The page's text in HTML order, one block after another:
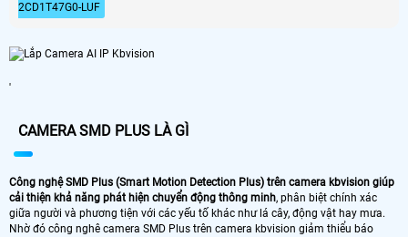
2CD1T47G0-LUF
'
CAMERA SMD PLUS LÀ GÌ
Công nghệ SMD Plus (Smart Motion Detection Plus) trên camera kbvision giúp
cải thiện khả năng phát hiện chuyển động thông minh, phân biệt chính xác
giữa người và phương tiện với các yếu tố khác như lá cây, động vật hay mưa.
Nhờ đó công nghê camera SMD Plus trên camera kbvision giảm thiểu báo